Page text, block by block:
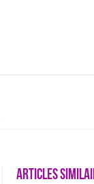
Articles